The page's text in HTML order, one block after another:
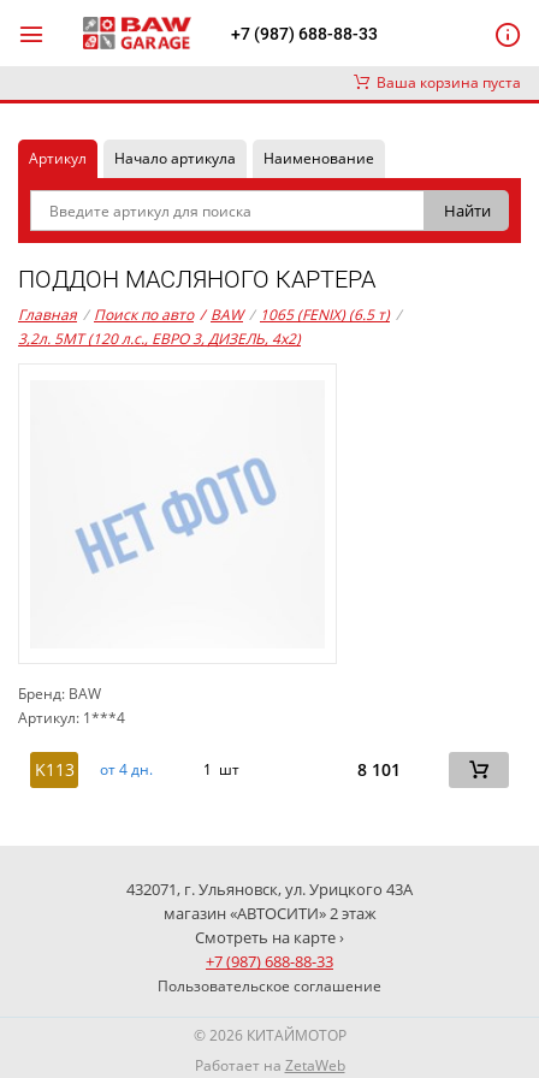
+7 (987) 688-88-33
Ваша корзина пуста
Артикул Начало артикула Наименование
ПОДДОН МАСЛЯНОГО КАРТЕРА
Главная / Поиск по авто / BAW / 1065 (FENIX) (6.5 т) /
3,2л. 5MT (120 л.с., ЕВРО 3, ДИЗЕЛЬ, 4x2)
Бренд: BAW
Артикул: 1***4
K113 от 4 дн. 1 шт 8 101
432071, г. Ульяновск, ул. Урицкого 43А
магазин «АВТОСИТИ» 2 этаж
Смотреть на карте ›
+7 (987) 688-88-33
Пользовательское соглашение
© 2026 КИТАЙМОТОР
Работает на ZetaWeb